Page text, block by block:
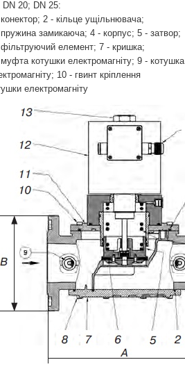
DN 20; DN 25:
2 - кільце ущільнювача;
замикаюча; 4 - корпус; 5 - затвор;
елемент; 7 - кришка;
котушки електромагніту; 9 - котушка
10 - гвинт кріплення
електромагніту